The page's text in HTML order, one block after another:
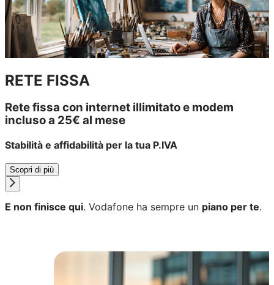
RETE FISSA
Rete fissa con internet illimitato e modem
incluso a 25€ al mese
Stabilità e affidabilità per la tua P.IVA
Scopri di più
E non finisce qui. Vodafone ha sempre un piano per te.